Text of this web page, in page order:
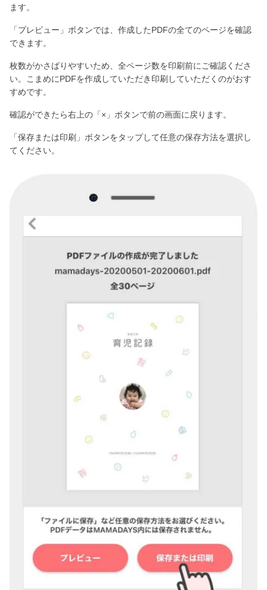
ます。
「プレビュー」ボタンでは、作成したPDFの全てのページを確認
できます。
枚数がかさばりやすいため、全ページ数を印刷前にご確認くださ
い。こまめにPDFを作成していただき印刷していただくのがおす
すめです。
確認ができたら右上の「×」ボタンで前の画面に戻ります。
「保存または印刷」ボタンをタップして任意の保存方法を選択し
てください。